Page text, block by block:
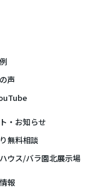
声
・お知らせ
無料相談
ウス/バラ園北展示場
報